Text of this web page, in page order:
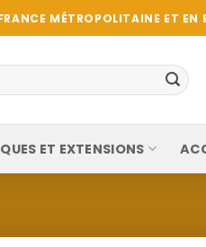
MÉTROPOLITAINE ET EN
ET EXTENSIONS